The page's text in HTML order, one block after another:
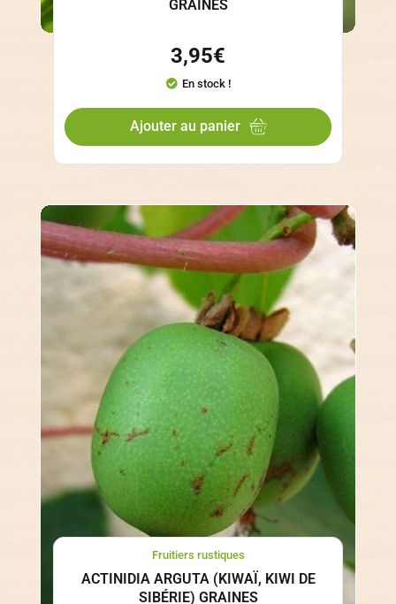
GRAINES
3,95€
En stock !
Ajouter au panier
Fruitiers rustiques
ACTINIDIA ARGUTA (KIWAÏ, KIWI DE
SIBÉRIE) GRAINES